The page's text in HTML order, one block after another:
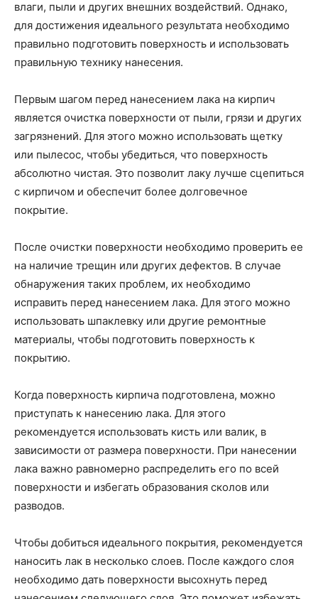
влаги, пыли и других внешних воздействий. Однако,
для достижения идеального результата необходимо
правильно подготовить поверхность и использовать
правильную технику нанесения.
Первым шагом перед нанесением лака на кирпич
является очистка поверхности от пыли, грязи и других
загрязнений. Для этого можно использовать щетку
или пылесос, чтобы убедиться, что поверхность
абсолютно чистая. Это позволит лаку лучше сцепиться
с кирпичом и обеспечит более долговечное
покрытие.
После очистки поверхности необходимо проверить ее
на наличие трещин или других дефектов. В случае
обнаружения таких проблем, их необходимо
исправить перед нанесением лака. Для этого можно
использовать шпаклевку или другие ремонтные
материалы, чтобы подготовить поверхность к
покрытию.
Когда поверхность кирпича подготовлена, можно
приступать к нанесению лака. Для этого
рекомендуется использовать кисть или валик, в
зависимости от размера поверхности. При нанесении
лака важно равномерно распределить его по всей
поверхности и избегать образования сколов или
разводов.
Чтобы добиться идеального покрытия, рекомендуется
наносить лак в несколько слоев. После каждого слоя
необходимо дать поверхности высохнуть перед